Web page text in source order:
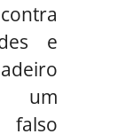
e
um